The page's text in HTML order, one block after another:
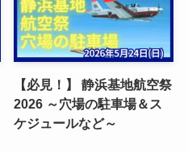
【必見！】 静浜基地航空祭
2026 ～穴場の駐車場＆ス
ケジュールなど～